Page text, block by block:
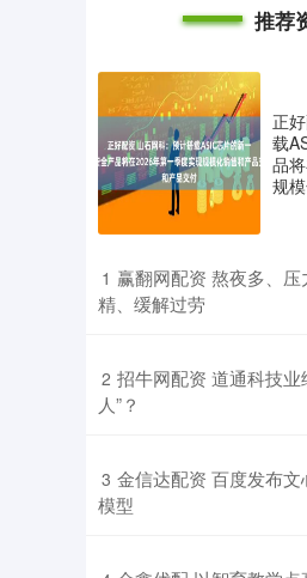
推荐
正
载
品
规
1 赢翻网配资 熬夜多、
精、缓解过劳
2 招牛网配资 道通科技业
人”？
3 金信达配资 百度发布
模型